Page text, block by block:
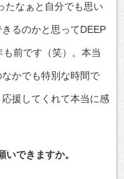
たなぁと自分でも思い
るのかと思ってDEEP
前です（笑）。本当
かでも特別な時間で
援してくれて本当に感
できますか。